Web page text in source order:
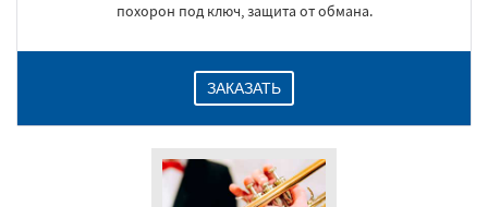
похорон под ключ, защита от обмана.
ЗАКАЗАТЬ